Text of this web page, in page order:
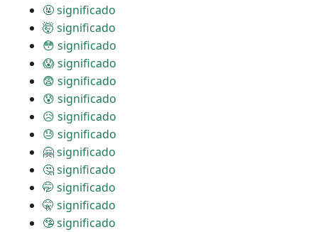
🤬 significado
🤯 significado
😳 significado
😱 significado
😨 significado
😰 significado
😥 significado
😓 significado
🤗 significado
🤔 significado
🤭 significado
🤫 significado
🤥 significado